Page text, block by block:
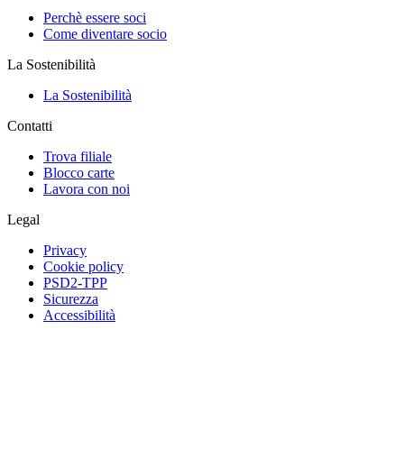
Perchè essere soci
Come diventare socio
La Sostenibilità
La Sostenibilità
Contatti
Trova filiale
Blocco carte
Lavora con noi
Legal
Privacy
Cookie policy
PSD2-TPP
Sicurezza
Accessibilità